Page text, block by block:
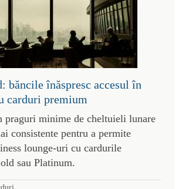
băncile înăspresc accesul în
carduri premium
praguri minime de cheltuieli lunare
consistente pentru a permite
lounge-uri cu cardurile
sau Platinum.